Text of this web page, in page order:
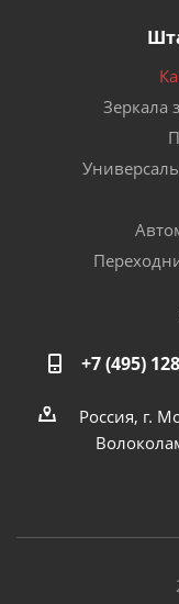
Зеркала
+7 (495)
Россия, г.